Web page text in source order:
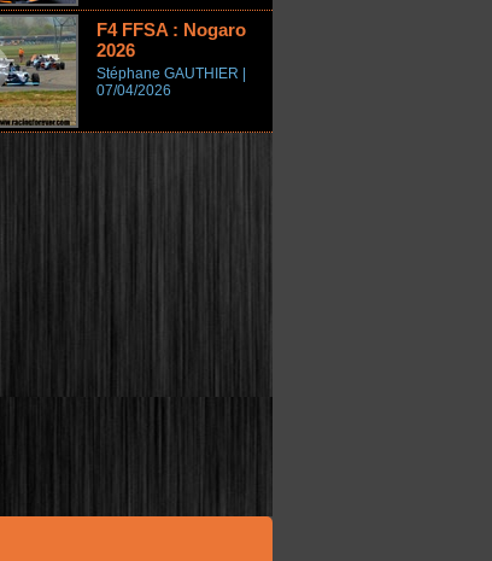
F4 FFSA : Nogaro
2026
Stéphane GAUTHIER |
07/04/2026